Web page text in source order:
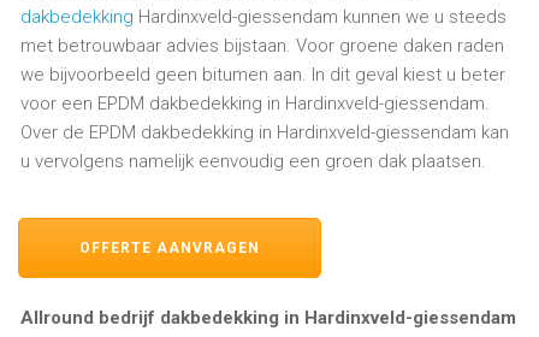
dakbedekking Hardinxveld-giessendam kunnen we u steeds
met betrouwbaar advies bijstaan. Voor groene daken raden
we bijvoorbeeld geen bitumen aan. In dit geval kiest u beter
voor een EPDM dakbedekking in Hardinxveld-giessendam.
Over de EPDM dakbedekking in Hardinxveld-giessendam kan
u vervolgens namelijk eenvoudig een groen dak plaatsen.
OFFERTE AANVRAGEN
Allround bedrijf dakbedekking in Hardinxveld-giessendam